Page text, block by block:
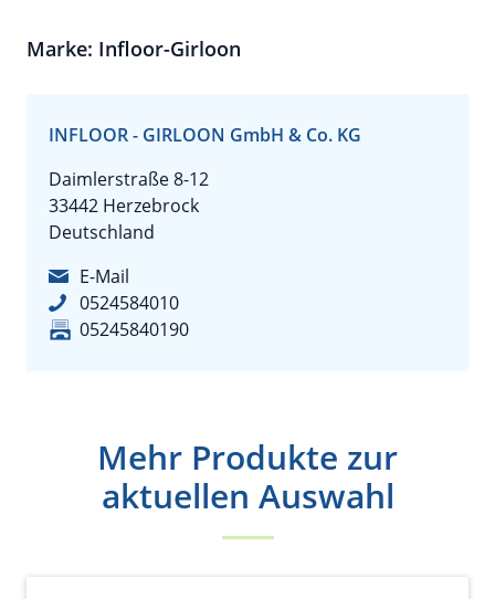
Marke: Infloor-Girloon
INFLOOR - GIRLOON GmbH & Co. KG
Daimlerstraße 8-12
33442 Herzebrock
Deutschland
E-Mail
0524584010
05245840190
Mehr Produkte zur
aktuellen Auswahl